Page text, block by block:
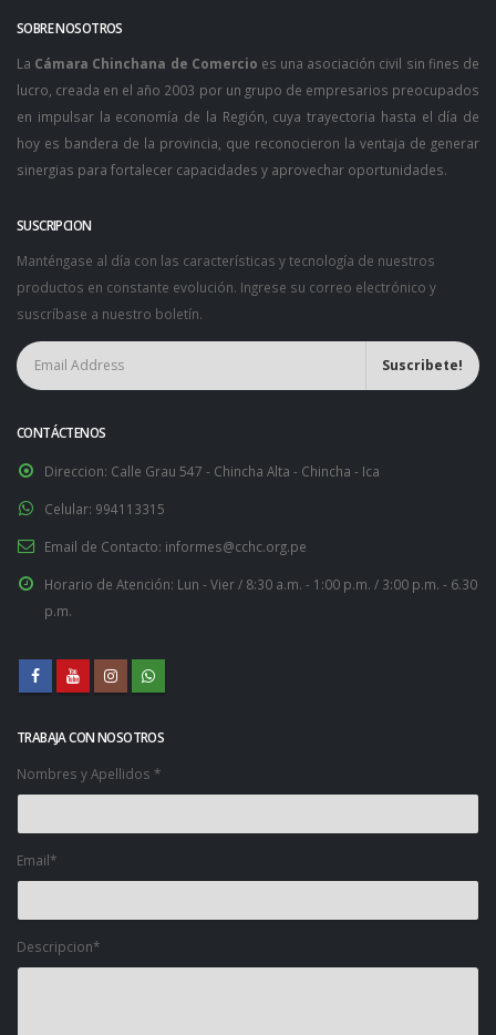
SOBRE NOSOTROS
La Cámara Chinchana de Comercio es una asociación civil sin fines de
lucro, creada en el año 2003 por un grupo de empresarios preocupados
en impulsar la economía de la Región, cuya trayectoria hasta el día de
hoy es bandera de la provincia, que reconocieron la ventaja de generar
sinergias para fortalecer capacidades y aprovechar oportunidades.
SUSCRIPCION
Manténgase al día con las características y tecnología de nuestros
productos en constante evolución. Ingrese su correo electrónico y
suscríbase a nuestro boletín.
CONTÁCTENOS
Direccion: Calle Grau 547 - Chincha Alta - Chincha - Ica
Celular: 994113315
Email de Contacto: informes@cchc.org.pe
Horario de Atención: Lun - Vier / 8:30 a.m. - 1:00 p.m. / 3:00 p.m. - 6.30
p.m.
TRABAJA CON NOSOTROS
Nombres y Apellidos *
Email*
Descripcion*